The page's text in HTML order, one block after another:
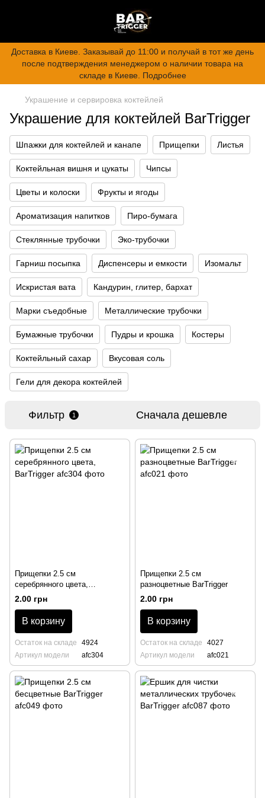
Доставка в Киеве. Заказывай до 11:00 и получай в тот же день
после подтверждения менеджером о наличии товара на
складе в Киеве. Подробнее
Украшение и сервировка коктейлей
Украшение для коктейлей BarTrigger
Шпажки для коктейлей и канапе Прищепки Листья
Коктейльная вишня и цукаты Чипсы
Цветы и колоски Фрукты и ягоды
Ароматизация напитков Пиро-бумага
Стеклянные трубочки Эко-трубочки
Гарниш посыпка Диспенсеры и емкости Изомальт
Искристая вата Кандурин, глитер, бархат
Марки съедобные Металлические трубочки
Бумажные трубочки Пудры и крошка Костеры
Коктейльный сахар Вкусовая соль
Гели для декора коктейлей
Фильтр 1 Сначала дешевле
Прищепки 2.5 см
серебрянного цвета,
BarTrigger
2.00 грн
В корзину
Остаток на складе
4924
Артикул модели
afc304
Прищепки 2.5 см
разноцветные BarTrigger
2.00 грн
В корзину
Остаток на складе
4027
Артикул модели
afc021